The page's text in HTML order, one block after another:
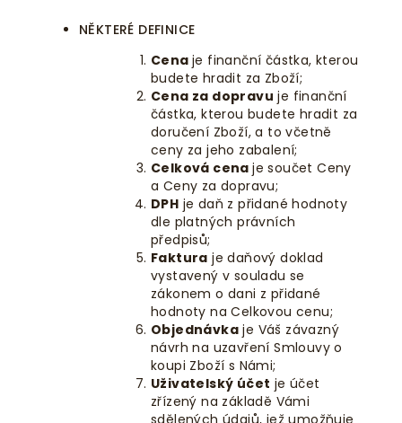
NĚKTERÉ DEFINICE
Cena je finanční částka, kterou
budete hradit za Zboží;
Cena za dopravu je finanční
částka, kterou budete hradit za
doručení Zboží, a to včetně
ceny za jeho zabalení;
Celková cenaje součet Ceny
a Ceny za dopravu;
DPH je daň z přidané hodnoty
dle platných právních
předpisů;
Faktura je daňový doklad
vystavený v souladu se
zákonem o dani z přidané
hodnoty na Celkovou cenu;
Objednávka je Váš závazný
návrh na uzavření Smlouvy o
koupi Zboží s Námi;
Uživatelský účet je účet
zřízený na základě Vámi
sdělených údajů, jež umožňuje